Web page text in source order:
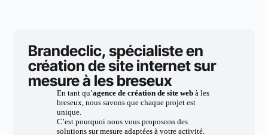
Brandeclic, spécialiste en
création de site internet sur
mesure à les breseux
En tant qu’agence de création de site webà les
breseux, nous savons que chaque projet est
unique.
C’est pourquoi nous vous proposons des
solutions sur mesure adaptées à votre activité.